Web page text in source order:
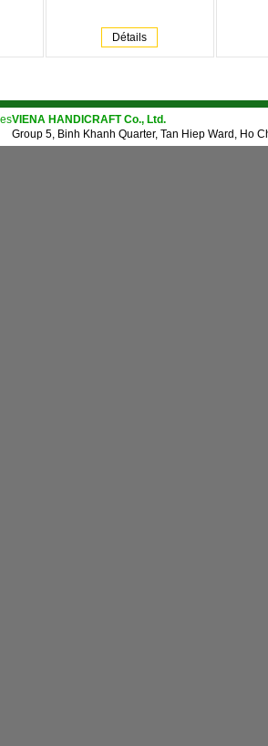
Détails
VIENA HANDICRAFT Co., Ltd.
Group 5, Binh Khanh Quarter, Tan Hiep Ward, Ho